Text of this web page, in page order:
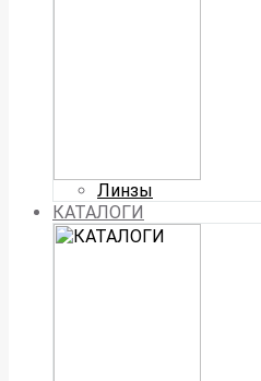
Линзы
КАТАЛОГИ